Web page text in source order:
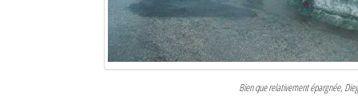
Bien que relativement épargnée,